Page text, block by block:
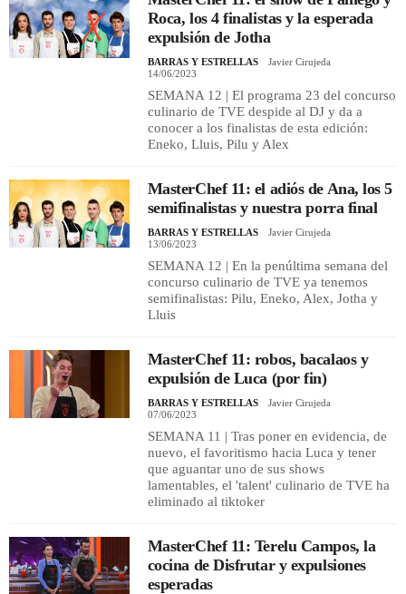
Roca, los 4 finalistas y la esperada
expulsión de Jotha
BARRAS Y ESTRELLAS
Javier Cirujeda
14/06/2023
SEMANA 12 | El programa 23 del concurso
culinario de TVE despide al DJ y da a
conocer a los finalistas de esta edición:
Eneko, Lluis, Pilu y Alex
MasterChef 11: el adiós de Ana, los 5
semifinalistas y nuestra porra final
BARRAS Y ESTRELLAS
Javier Cirujeda
13/06/2023
SEMANA 12 | En la penúltima semana del
concurso culinario de TVE ya tenemos
semifinalistas: Pilu, Eneko, Alex, Jotha y
Lluis
MasterChef 11: robos, bacalaos y
expulsión de Luca (por fin)
BARRAS Y ESTRELLAS
Javier Cirujeda
07/06/2023
SEMANA 11 | Tras poner en evidencia, de
nuevo, el favoritismo hacia Luca y tener
que aguantar uno de sus shows
lamentables, el 'talent' culinario de TVE ha
eliminado al tiktoker
MasterChef 11: Terelu Campos, la
cocina de Disfrutar y expulsiones
esperadas